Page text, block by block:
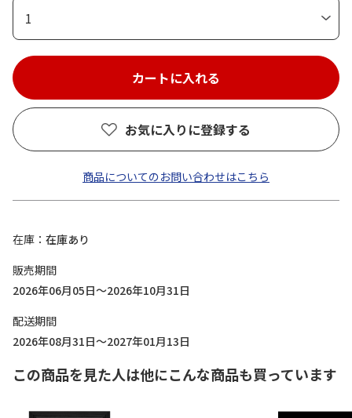
1
お気に入りに登録する
商品についてのお問い合わせはこちら
在庫
在庫あり
販売期間
2026年06月05日～2026年10月31日
配送期間
2026年08月31日～2027年01月13日
この商品を見た人は他にこんな商品も買っています